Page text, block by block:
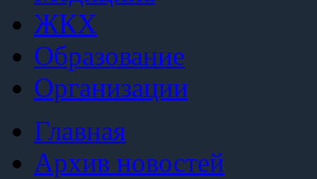
ЖКХ
Образование
Организации
Главная
Архив новостей